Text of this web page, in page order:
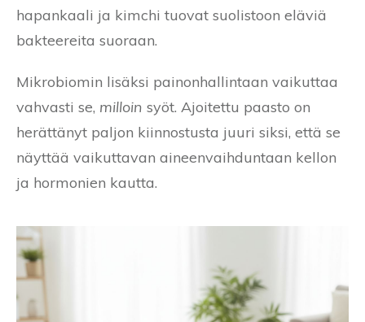
hapankaali ja kimchi tuovat suolistoon eläviä
bakteereita suoraan.
Mikrobiomin lisäksi painonhallintaan vaikuttaa
vahvasti se, milloin syöt. Ajoitettu paasto on
herättänyt paljon kiinnostusta juuri siksi, että se
näyttää vaikuttavan aineenvaihduntaan kellon
ja hormonien kautta.